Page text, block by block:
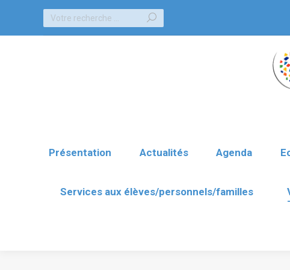
Recherche
:
Présentation Actualités Agenda
Services aux élèves/personnels/familles
Présentation Actualités